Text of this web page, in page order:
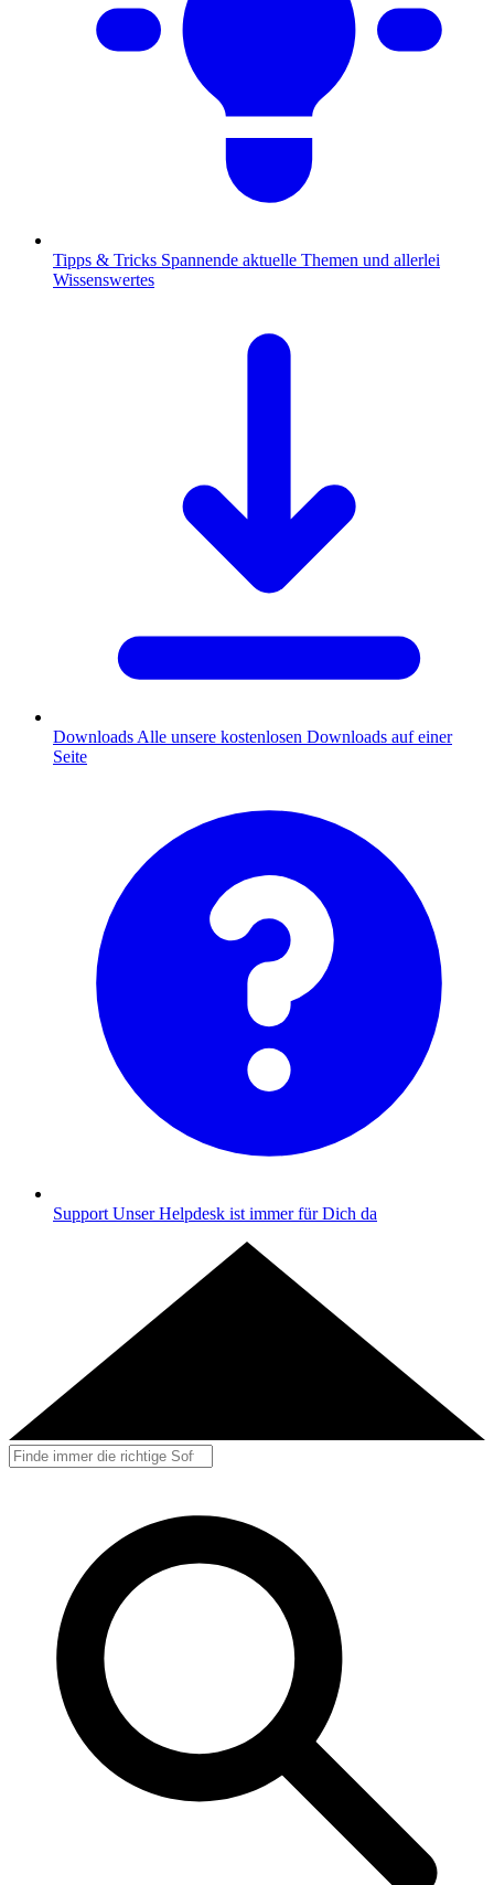
Tipps & Tricks Spannende aktuelle Themen und allerlei
Wissenswertes
Downloads Alle unsere kostenlosen Downloads auf einer
Seite
Support Unser Helpdesk ist immer für Dich da